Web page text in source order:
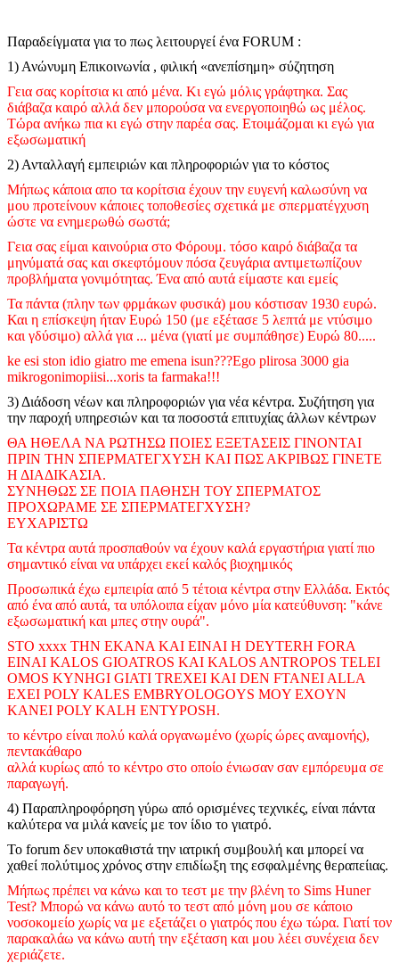
Παραδείγματα για το πως λειτουργεί ένα FORUM :
1) Ανώνυμη Επικοινωνία , φιλική «ανεπίσημη» σύζητηση
Γεια σας κορίτσια κι από μένα. Κι εγώ μόλις γράφτηκα. Σας
διάβαζα καιρό αλλά δεν μπορούσα να ενεργοποιηθώ ως μέλος.
Τώρα ανήκω πια κι εγώ στην παρέα σας. Ετοιμάζομαι κι εγώ για
εξωσωματική
2) Ανταλλαγή εμπειριών και πληροφοριών για το κόστος
Μήπως κάποια απο τα κορίτσια έχουν την ευγενή καλωσύνη να
μου προτείνουν κάποιες τοποθεσίες σχετικά με σπερματέγχυση
ώστε να ενημερωθώ σωστά;
Γεια σας είμαι καινούρια στο Φόρουμ. τόσο καιρό διάβαζα τα
μηνύματά σας και σκεφτόμουν πόσα ζευγάρια αντιμετωπίζουν
προβλήματα γονιμότητας. Ένα από αυτά είμαστε και εμείς
Τα πάντα (πλην των φρμάκων φυσικά) μου κόστισαν 1930 ευρώ.
Και η επίσκεψη ήταν Ευρώ 150 (με εξέτασε 5 λεπτά με ντύσιμο
και γδύσιμο) αλλά για ... μένα (γιατί με συμπάθησε) Ευρώ 80.....
ke esi ston idio giatro me emena isun???Ego plirosa 3000 gia
mikrogonimopiisi...xoris ta farmaka!!!
3) Διάδοση νέων και πληροφοριών για νέα κέντρα. Συζήτηση για
την παροχή υπηρεσιών και τα ποσοστά επιτυχίας άλλων κέντρων
ΘΑ ΗΘΕΛΑ ΝΑ ΡΩΤΗΣΩ ΠΟΙΕΣ ΕΞΕΤΑΣΕΙΣ ΓΙΝΟΝΤΑΙ
ΠΡΙΝ ΤΗΝ ΣΠΕΡΜΑΤΕΓΧΥΣΗ ΚΑΙ ΠΩΣ ΑΚΡΙΒΩΣ ΓΙΝΕΤΕ
Η ΔΙΑΔΙΚΑΣΙΑ.
ΣΥΝΗΘΩΣ ΣΕ ΠΟΙΑ ΠΑΘΗΣΗ ΤΟΥ ΣΠΕΡΜΑΤΟΣ
ΠΡΟΧΩΡΑΜΕ ΣΕ ΣΠΕΡΜΑΤΕΓΧΥΣΗ?
ΕΥΧΑΡΙΣΤΩ
Τα κέντρα αυτά προσπαθούν να έχουν καλά εργαστήρια γιατί πιο
σημαντικό είναι να υπάρχει εκεί καλός βιοχημικός
Προσωπικά έχω εμπειρία από 5 τέτοια κέντρα στην Ελλάδα. Εκτός
από ένα από αυτά, τα υπόλοιπα είχαν μόνο μία κατεύθυνση: "κάνε
εξωσωματική και μπες στην ουρά".
STO xxxx THN EKANA KAI EINAI H DEYTERH FORA
EINAI KALOS GIOATROS KAI KALOS ANTROPOS TELEI
OMOS KYNHGI GIATI TREXEI KAI DEN FTANEI ALLA
EXEI POLY KALES EMBRYOLOGOYS MOY EXOYN
KANEI POLY KALH ENTYPOSH.
το κέντρο είναι πολύ καλά οργανωμένο (χωρίς ώρες αναμονής),
πεντακάθαρο
αλλά κυρίως από το κέντρο στο οποίο ένιωσαν σαν εμπόρευμα σε
παραγωγή.
4) Παραπληροφόρηση γύρω από ορισμένες τεχνικές, είναι πάντα
καλύτερα να μιλά κανείς με τον ίδιο το γιατρό.
Το forum δεν υποκαθιστά την ιατρική συμβουλή και μπορεί να
χαθεί πολύτιμος χρόνος στην επιδίωξη της εσφαλμένης θεραπείιας.
Μήπως πρέπει να κάνω και το τεστ με την βλένη το Sims Huner
Test? Μπορώ να κάνω αυτό το τεστ από μόνη μου σε κάποιο
νοσοκομείο χωρίς να με εξετάζει ο γιατρός που έχω τώρα. Γιατί τον
παρακαλάω να κάνω αυτή την εξέταση και μου λέει συνέχεια δεν
χεριάζετε.